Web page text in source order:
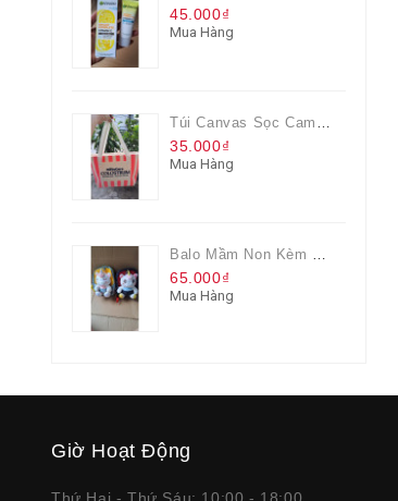
45.000₫
Mua Hàng
Túi Canvas Sọc Cam Có Dây Kéo
35.000₫
Mua Hàng
Balo Mầm Non Kèm Thú Bông Cho Bé
65.000₫
Mua Hàng
Giờ Hoạt Động